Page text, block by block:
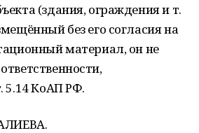
(здания, ограждения и т.
без его согласия на
материал, он не
5.14 КоАП РФ.